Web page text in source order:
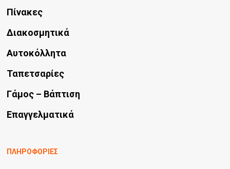
Πίνακες
Διακοσμητικά
Αυτοκόλλητα
Ταπετσαρίες
Γάμος – Βάπτιση
Επαγγελματικά
ΠΛΗΡΟΦΟΡΙΕΣ